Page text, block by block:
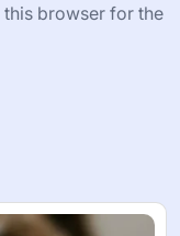
this browser for the